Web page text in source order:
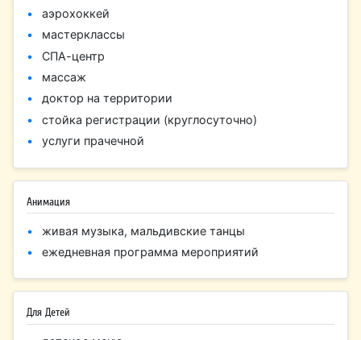
аэрохоккей
мастерклассы
СПА-центр
массаж
доктор на территории
стойка регистрации (круглосуточно)
услуги прачечной
Анимация
живая музыка, мальдивские танцы
ежедневная программа мероприятий
Для Детей